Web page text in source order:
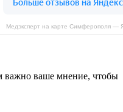
Медэксперт на карте Симферополя —
важно ваше мнение, чтобы